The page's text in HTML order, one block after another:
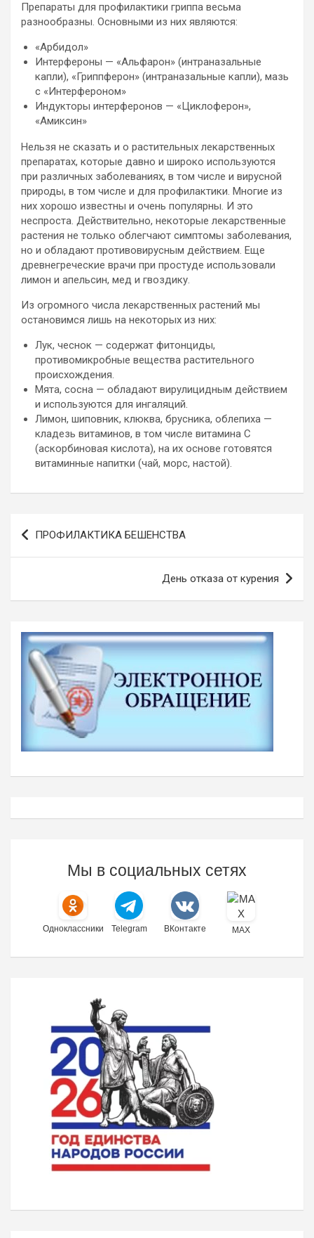
Препараты для профилактики гриппа весьма
разнообразны. Основными из них являются:
«Арбидол»
Интерфероны — «Альфарон» (интраназальные
капли), «Гриппферон» (интраназальные капли), мазь
с «Интерфероном»
Индукторы интерферонов — «Циклоферон»,
«Амиксин»
Нельзя не сказать и о растительных лекарственных
препаратах, которые давно и широко используются
при различных заболеваниях, в том числе и вирусной
природы, в том числе и для профилактики. Многие из
них хорошо известны и очень популярны. И это
неспроста. Действительно, некоторые лекарственные
растения не только облегчают симптомы заболевания,
но и обладают противовирусным действием. Еще
древнегреческие врачи при простуде использовали
лимон и апельсин, мед и гвоздику.
Из огромного числа лекарственных растений мы
остановимся лишь на некоторых из них:
Лук, чеснок — содержат фитонциды,
противомикробные вещества растительного
происхождения.
Мята, сосна — обладают вирулицидным действием
и используются для ингаляций.
Лимон, шиповник, клюква, брусника, облепиха —
кладезь витаминов, в том числе витамина С
(аскорбиновая кислота), на их основе готовятся
витаминные напитки (чай, морс, настой).
Навигация
по
ПРОФИЛАКТИКА БЕШЕНСТВА
День отказа от курения
Мы в социальных сетях
Одноклассники Telegram ВКонтакте MAX